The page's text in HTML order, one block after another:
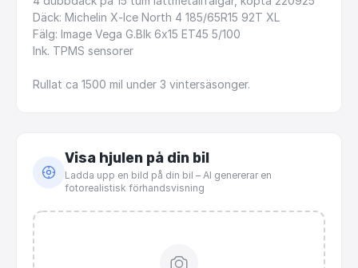
Däck: Michelin X-Ice North 4 185​/​65R15 92T XL
Fälg: Image Vega G.Blk 6x15 ET45 5​/​100
Ink. TPMS sensorer
Rullat ca 1500 mil under 3 vintersäsonger.
Visa hjulen på din bil
Ladda upp en bild på din bil – AI genererar en
fotorealistisk förhandsvisning